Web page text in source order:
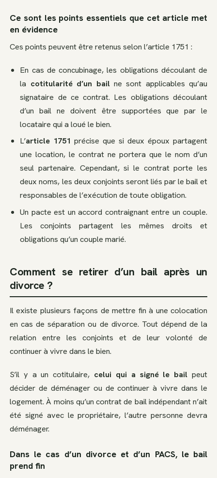
Ce sont les points essentiels que cet article met
en évidence
Ces points peuvent être retenus selon l’article 1751 :
En cas de concubinage, les obligations découlant de
la cotitularité d’un bailne sont applicables qu’au
signataire de ce contrat. Les obligations découlant
d’un bail ne doivent être supportées que par le
locataire qui a loué le bien.
L’article 1751 précise que si deux époux partagent
une location, le contrat ne portera que le nom d’un
seul partenaire. Cependant, si le contrat porte les
deux noms, les deux conjoints seront liés par le bail et
responsables de l’exécution de toute obligation.
Un pacte est un accord contraignant entre un couple.
Les conjoints partagent les mêmes droits et
obligations qu’un couple marié.
Comment se retirer d’un bail après un
divorce ?
Il existe plusieurs façons de mettre fin à une colocation
en cas de séparation ou de divorce. Tout dépend de la
relation entre les conjoints et de leur volonté de
continuer à vivre dans le bien.
S’il y a un cotitulaire, celui qui a signé le bail peut
décider de déménager ou de continuer à vivre dans le
logement. À moins qu’un contrat de bail indépendant n’ait
été signé avec le propriétaire, l’autre personne devra
déménager.
Dans le cas d’un divorce et d’un PACS, le bail
prend fin